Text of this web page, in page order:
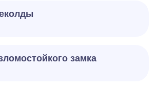
замка